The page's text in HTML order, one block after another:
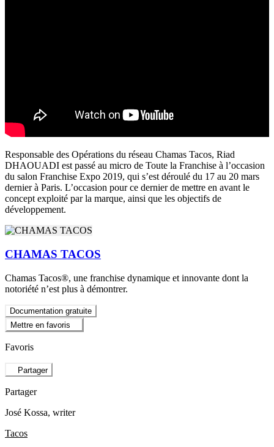
Responsable des Opérations du réseau Chamas Tacos, Riad
DHAOUADI est passé au micro de Toute la Franchise à l’occasion
du salon Franchise Expo 2019, qui s’est déroulé du 17 au 20 mars
dernier à Paris. L’occasion pour ce dernier de mettre en avant le
concept exploité par la marque, ainsi que les objectifs de
développement.
CHAMAS TACOS
Chamas Tacos®️, une franchise dynamique et innovante dont la
notoriété n’est plus à démontrer.
Documentation gratuite
Mettre en favoris
Favoris
Partager
Partager
José Kossa, writer
Tacos